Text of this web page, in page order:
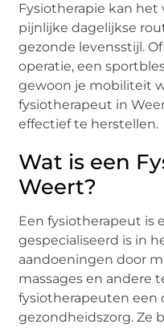
Fysiotherapie kan
pijnlijke dagelijkse
gezonde levensstijl.
operatie, een
gewoon je mobiliteit
fysiotherapeut in
effectief te herstellen.
Wat is een
Weert?
Een fysiotherapeut is
gespecialiseerd is in
aandoeningen door
massages en andere
fysiotherapeuten een
gezondheidszorg. Ze